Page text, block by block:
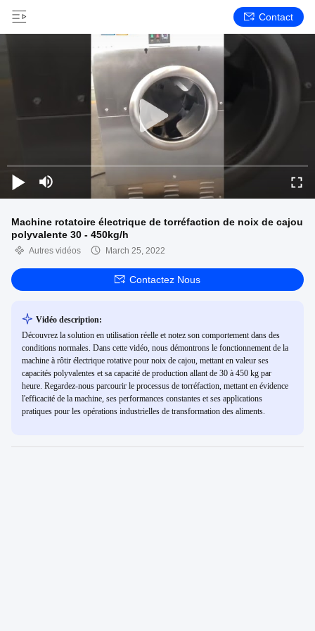
Contact
Machine rotatoire électrique de torréfaction de noix de cajou
polyvalente 30 - 450kg/h
Autres vidéos March 25, 2022
Contactez Nous
Vidéo description:
Découvrez la solution en utilisation réelle et notez son comportement dans des
conditions normales. Dans cette vidéo, nous démontrons le fonctionnement de la
machine à rôtir électrique rotative pour noix de cajou, mettant en valeur ses
capacités polyvalentes et sa capacité de production allant de 30 à 450 kg par
heure. Regardez-nous parcourir le processus de torréfaction, mettant en évidence
l'efficacité de la machine, ses performances constantes et ses applications
pratiques pour les opérations industrielles de transformation des aliments.